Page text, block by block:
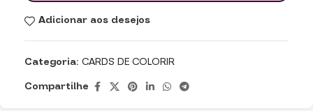
Adicionar aos desejos
Categoria: CARDS DE COLORIR
Compartilhe